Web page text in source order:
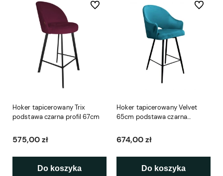
Hoker tapicerowany Trix
podstawa czarna profil 67cm
575,00 zł
Do koszyka
Do ulubionych
Hoker tapicerowany Velvet
65cm podstawa czarna
674,00 zł
Do koszyka
Do